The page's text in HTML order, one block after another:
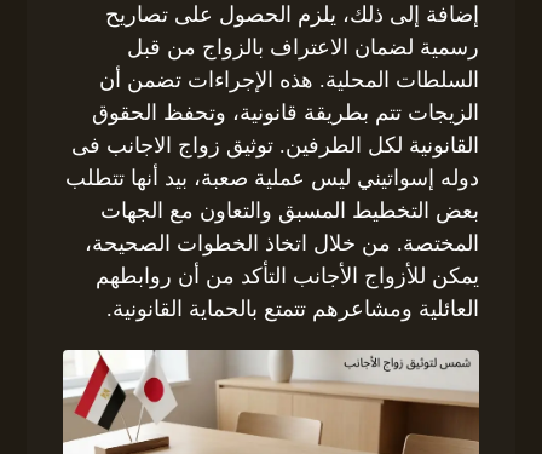
إضافة إلى ذلك، يلزم الحصول على تصاريح
رسمية لضمان الاعتراف بالزواج من قبل
السلطات المحلية. هذه الإجراءات تضمن أن
الزيجات تتم بطريقة قانونية، وتحفظ الحقوق
القانونية لكل الطرفين. توثيق زواج الاجانب فى
دوله إسواتيني ليس عملية صعبة، بيد أنها تتطلب
بعض التخطيط المسبق والتعاون مع الجهات
المختصة. من خلال اتخاذ الخطوات الصحيحة،
يمكن للأزواج الأجانب التأكد من أن روابطهم
العائلية ومشاعرهم تتمتع بالحماية القانونية.